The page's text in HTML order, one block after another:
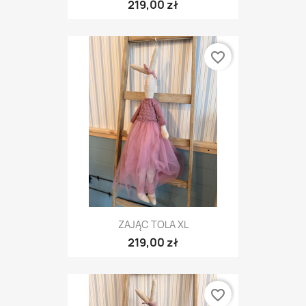
219,00 zł
ZAJĄC TOLA XL
219,00 zł
favorite_border
favorite_border